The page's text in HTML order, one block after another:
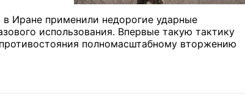
Иране применили недорогие ударные
использования. Впервые такую тактику
полномасштабному вторжению